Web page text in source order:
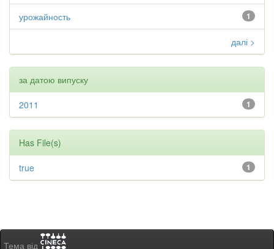
1
урожайность
далі >
за датою випуску
1
2011
Has File(s)
1
true
Тема від